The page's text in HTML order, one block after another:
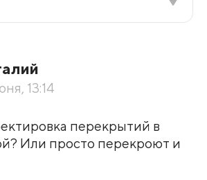
13:14
перекрытий в
Или просто перекроют и